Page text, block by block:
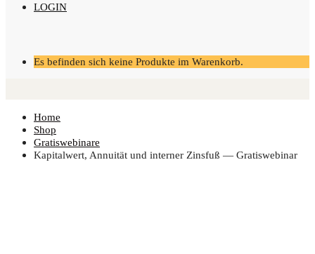
LOGIN
Es befinden sich keine Produkte im Warenkorb.
Home
Shop
Gratiswebinare
Kapi­tal­wert, Annui­tät und inter­ner Zins­fuß — Gratiswebinar